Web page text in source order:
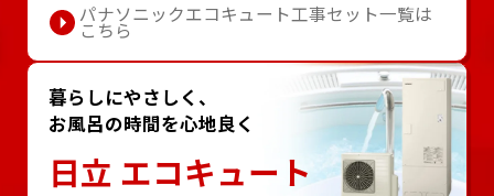
パナソニックエコキュート工事セット一覧は
こちら
暮らしにやさしく、
お風呂の時間を心地良く
日立 エコキュート